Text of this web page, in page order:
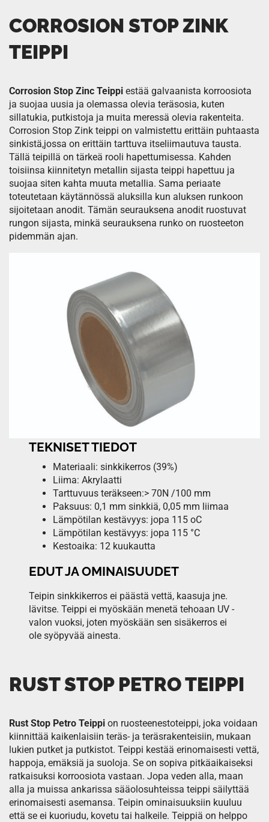
CORROSION STOP ZINK
TEIPPI
Corrosion Stop Zinc Teippi estää galvaanista korroosiota
ja suojaa uusia ja olemassa olevia teräsosia, kuten
sillatukia, putkistoja ja muita meressä olevia rakenteita.
Corrosion Stop Zink teippi on valmistettu erittäin puhtaasta
sinkistä,jossa on erittäin tarttuva itseliimautuva tausta.
Tällä teipillä on tärkeä rooli hapettumisessa. Kahden
toisiinsa kiinnitetyn metallin sijasta teippi hapettuu ja
suojaa siten kahta muuta metallia. Sama periaate
toteutetaan käytännössä aluksilla kun aluksen runkoon
sijoitetaan anodit. Tämän seurauksena anodit ruostuvat
rungon sijasta, minkä seurauksena runko on ruosteeton
pidemmän ajan.
TEKNISET TIEDOT
Materiaali: sinkkikerros (39%)
Liima: Akrylaatti
Tarttuvuus teräkseen:> 70N /100 mm
Paksuus: 0,1 mm sinkkiä, 0,05 mm liimaa
Lämpötilan kestävyys: jopa 115 oC
Lämpötilan kestävyys: jopa 115 °C
Kestoaika: 12 kuukautta
EDUT JA OMINAISUUDET
Teipin sinkkikerros ei päästä vettä, kaasuja jne.
lävitse. Teippi ei myöskään menetä tehoaan UV -
valon vuoksi, joten myöskään sen sisäkerros ei
ole syöpyvää ainesta.
RUST STOP PETRO TEIPPI
Rust Stop Petro Teippi on ruosteenestoteippi, joka voidaan
kiinnittää kaikenlaisiin teräs- ja teräsrakenteisiin, mukaan
lukien putket ja putkistot. Teippi kestää erinomaisesti vettä,
happoja, emäksiä ja suoloja. Se on sopiva pitkäaikaiseksi
ratkaisuksi korroosiota vastaan. Jopa veden alla, maan
alla ja muissa ankarissa sääolosuhteissa teippi säilyttää
erinomaisesti asemansa. Teipin ominaisuuksiin kuuluu
että se ei kuoriudu, kovetu tai halkeile. Teippiä on helppo